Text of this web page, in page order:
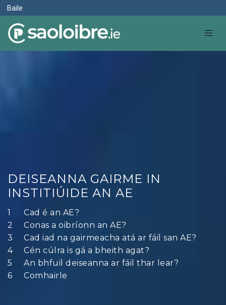
Baile
DEISEANNA GAIRME IN
INSTITIÚIDE AN AE
Cad é an AE?
Conas a oibríonn an AE?
Cad iad na gairmeacha atá ar fáil san AE?
Cén cúlra is gá a bheith agat?
An bhfuil deiseanna ar fáil thar lear?
Comhairle